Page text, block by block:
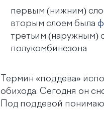
первым (нижним)
вторым слоем была
третьим (наружным)
полукомбинезона
Термин «поддева»
обихода. Сегодня он
Под поддевой